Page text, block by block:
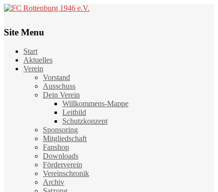
Site Menu
Start
Aktuelles
Verein
Vorstand
Ausschuss
Dein Verein
Willkommens-Mappe
Leitbild
Schutzkonzept
Sponsoring
Mitgliedschaft
Fanshop
Downloads
Förderverein
Vereinschronik
Archiv